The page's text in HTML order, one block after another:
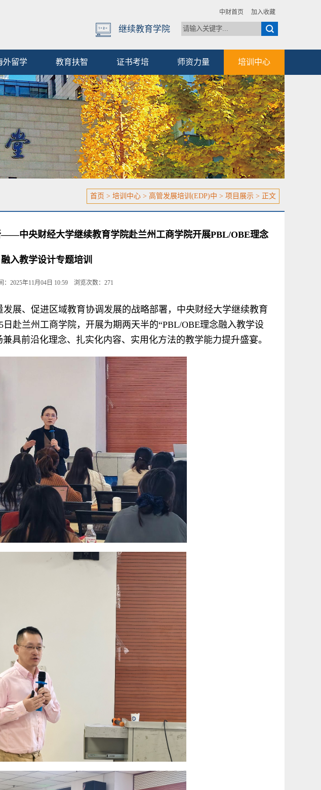
中财首页 加入收藏
继续教育学院
外留学 教育扶智 证书考培 师资力量 培训中心
首页 > 培训中心 > 高管发展培训(EDP)中 > 项目展示 > 正文
中央财经大学继续教育学院赴兰州工商学院开展PBL/OBE理念
融入教学设计专题培训
：2025年11月04日 10:59 浏览次数： 271
展、促进区域教育协调发展的战略部署，中央财经大学继续教育
赴兰州工商学院，开展为期两天半的“PBL/OBE理念融入教学设
具前沿化理念、扎实化内容、实用化方法的教学能力提升盛宴。